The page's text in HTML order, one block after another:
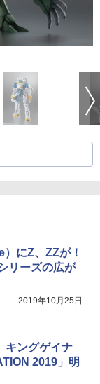
にZ、ZZが！
リーズの広が
2019年10月25日
キングゲイナ
2019」明